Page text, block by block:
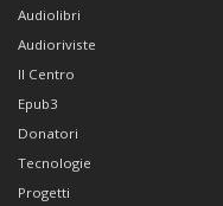
Audiolibri
Audioriviste
Il Centro
Epub3
Donatori
Tecnologie
Progetti